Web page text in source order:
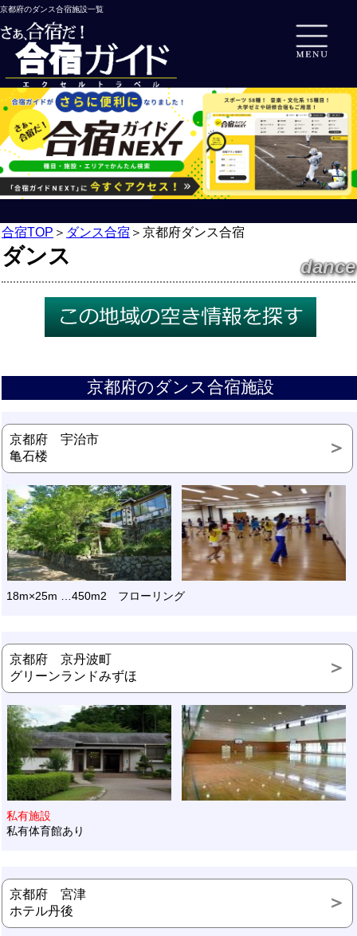
京都府のダンス合宿施設一覧
合宿TOP ＞ ダンス合宿 ＞ 京都府ダンス合宿
ダンス dance
京都府のダンス合宿施設
京都府 宇治市
亀石楼
18m×25m …450m2 フローリング
京都府 京丹波町
グリーンランドみずほ
私有施設
私有体育館あり
京都府 宮津
ホテル丹後